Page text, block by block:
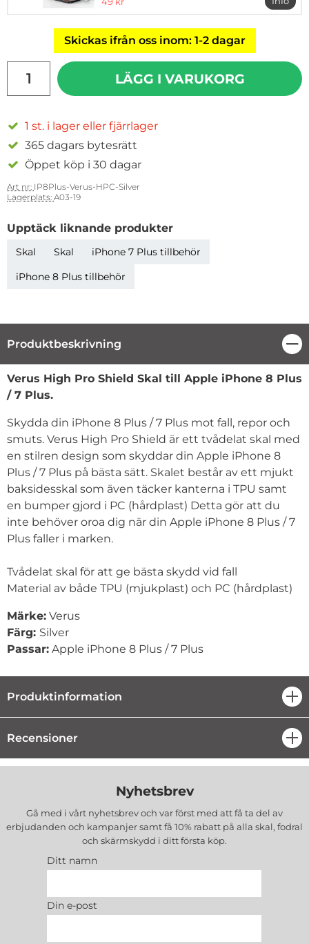
mer
Skickas ifrån oss inom: 1-2 dagar
LÄGG I VARUKORG
1 st. i lager eller fjärrlager
365 dagars bytesrätt
Öppet köp i 30 dagar
Art nr: IP8Plus-Verus-HPC-Silver
Lagerplats: A03-19
Upptäck liknande produkter
Skal Skal
iPhone 7 Plus tillbehör
iPhone 8 Plus tillbehör
Produktbeskrivning
Produktbeskrivning
Verus High Pro Shield Skal till Apple iPhone 8 Plus
/ 7 Plus.
Skydda din iPhone 8 Plus / 7 Plus mot fall, repor och
smuts. Verus High Pro Shield är ett tvådelat skal med
en stilren design som skyddar din Apple iPhone 8
Plus / 7 Plus på bästa sätt. Skalet består av ett mjukt
baksidesskal som även täcker kanterna i TPU samt
en bumper gjord i PC (hårdplast) Detta gör att du
inte behöver oroa dig när din Apple iPhone 8 Plus / 7
Plus faller i marken.
Tvådelat skal för att ge bästa skydd vid fall
Material av både TPU (mjukplast) och PC (hårdplast)
Märke: Verus
Färg: Silver
Passar: Apple iPhone 8 Plus / 7 Plus
Produktinformation
Recensioner
Nyhetsbrev
Gå med i vårt nyhetsbrev och var först med att få ta del av
erbjudanden och kampanjer samt få 10% rabatt på alla skal, fodral
och skärmskydd i ditt första köp.
Ditt namn
Din e-post